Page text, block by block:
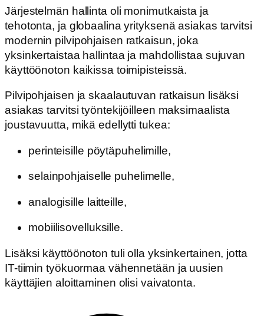
Järjestelmän hallinta oli monimutkaista ja
tehotonta, ja globaalina yrityksenä asiakas tarvitsi
modernin pilvipohjaisen ratkaisun, joka
yksinkertaistaa hallintaa ja mahdollistaa sujuvan
käyttöönoton kaikissa toimipisteissä.
Pilvipohjaisen ja skaalautuvan ratkaisun lisäksi
asiakas tarvitsi työntekijöilleen maksimaalista
joustavuutta, mikä edellytti tukea:
perinteisille pöytäpuhelimille,
selainpohjaiselle puhelimelle,
analogisille laitteille,
mobiilisovelluksille.
Lisäksi käyttöönoton tuli olla yksinkertainen, jotta
IT-tiimin työkuormaa vähennetään ja uusien
käyttäjien aloittaminen olisi vaivatonta.